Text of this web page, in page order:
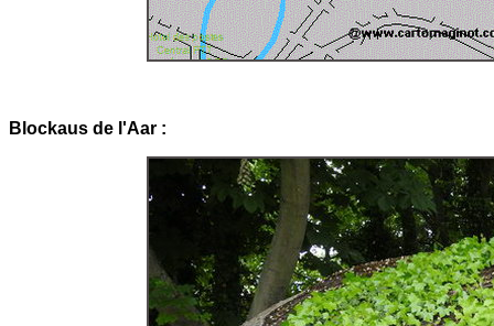
Blockaus de l'Aar :